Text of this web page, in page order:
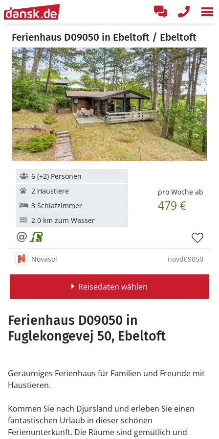
Ferienhaus D09050 in Ebeltoft / Ebeltoft
pro Woche ab
479 €
6 (+2) Personen
2 Haustiere
3 Schlafzimmer
2,0 km zum Wasser
Novasol novd09050
Reisedaten wählen
Ferienhaus D09050 in
Fuglekongevej 50, Ebeltoft
Geräumiges Ferienhaus für Familien und Freunde mit
Haustieren.
Kommen Sie nach Djursland und erleben Sie einen
fantastischen Urlaub in dieser schönen
Ferienunterkunft. Die Räume sind gemütlich und